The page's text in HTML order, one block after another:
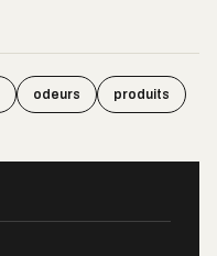
odeurs produits